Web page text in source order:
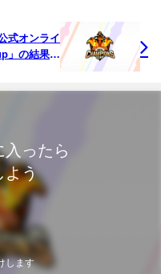
式オンライ
」の結果ま
入ったら
よう
します